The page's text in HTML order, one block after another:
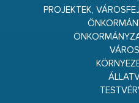
PROJEKTEK,